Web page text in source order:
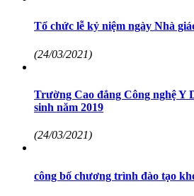
Tổ chức lễ kỷ niệm ngày Nhà
(24/03/2021)
Trường Cao đẳng Công nghệ Y
sinh năm 2019
(24/03/2021)
công bố chương trình đào tạo